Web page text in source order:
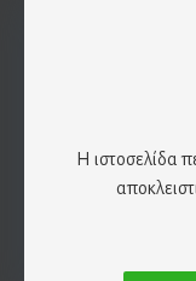
Η ιστοσελίδα
κανόνες ασφαλείας
Fireworks δεν φέρει
τήρηση των κανόνων
Επίσης η Fire-
πυροτεχνήματος λόγω